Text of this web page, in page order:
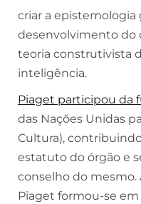
criar a
desenvolvimento do
teoria construtivista
inteligência.
Piaget participou da
das Nações Unidas
Cultura),
estatuto do órgão e
conselho do mesmo.
Piaget formou-se